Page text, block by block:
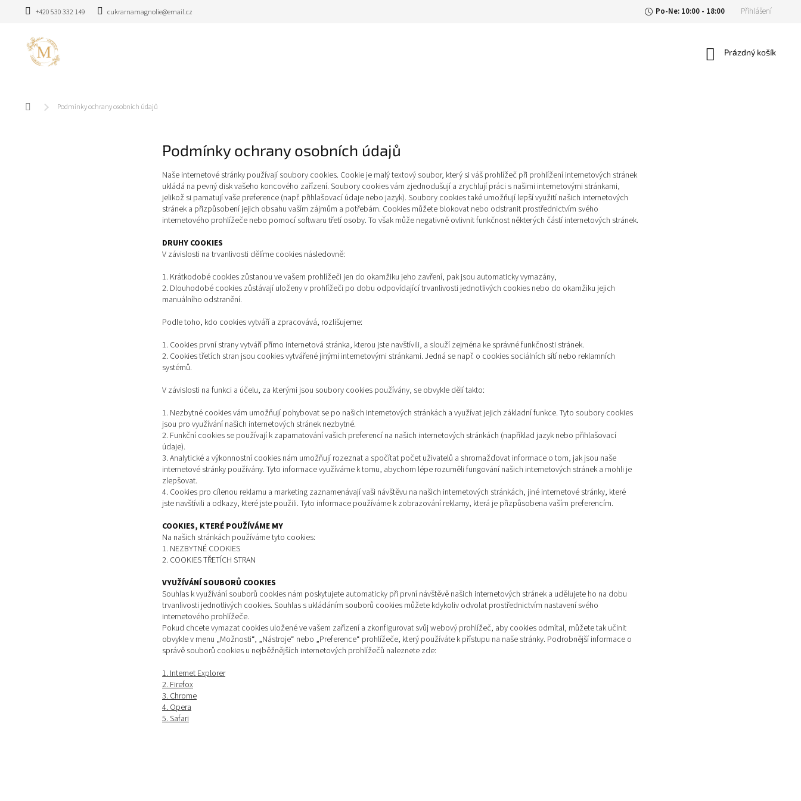
+420 530 332 149 cukrarnamagnolie@email.cz Po-Ne: 10:00 - 18:00 Přihlášení
Nákupní
Prázdný košík
Domů Podmínky ochrany osobních údajů
Podmínky ochrany osobních údajů
Naše internetové stránky používají soubory cookies. Cookie je malý textový soubor, který si váš prohlížeč při prohlížení internetových stránek
ukládá na pevný disk vašeho koncového zařízení. Soubory cookies vám zjednodušují a zrychlují práci s našimi internetovými stránkami,
jelikož si pamatují vaše preference (např. přihlašovací údaje nebo jazyk). Soubory cookies také umožňují lepší využití našich internetových
stránek a přizpůsobení jejich obsahu vaším zájmům a potřebám. Cookies můžete blokovat nebo odstranit prostřednictvím svého
internetového prohlížeče nebo pomocí softwaru třetí osoby. To však může negativně ovlivnit funkčnost některých částí internetových stránek.
DRUHY COOKIES
V závislosti na trvanlivosti dělíme cookies následovně:
1. Krátkodobé cookies zůstanou ve vašem prohlížeči jen do okamžiku jeho zavření, pak jsou automaticky vymazány,
2. Dlouhodobé cookies zůstávají uloženy v prohlížeči po dobu odpovídající trvanlivosti jednotlivých cookies nebo do okamžiku jejich
manuálního odstranění.
Podle toho, kdo cookies vytváří a zpracovává, rozlišujeme:
1. Cookies první strany vytváří přímo internetová stránka, kterou jste navštívili, a slouží zejména ke správné funkčnosti stránek.
2. Cookies třetích stran jsou cookies vytvářené jinými internetovými stránkami. Jedná se např. o cookies sociálních sítí nebo reklamních
systémů.
V závislosti na funkci a účelu, za kterými jsou soubory cookies používány, se obvykle dělí takto:
1. Nezbytné cookies vám umožňují pohybovat se po našich internetových stránkách a využívat jejich základní funkce. Tyto soubory cookies
jsou pro využívání našich internetových stránek nezbytné.
2. Funkční cookies se používají k zapamatování vašich preferencí na našich internetových stránkách (například jazyk nebo přihlašovací
údaje).
3. Analytické a výkonnostní cookies nám umožňují rozeznat a spočítat počet uživatelů a shromažďovat informace o tom, jak jsou naše
internetové stránky používány. Tyto informace využíváme k tomu, abychom lépe rozuměli fungování našich internetových stránek a mohli je
zlepšovat.
4. Cookies pro cílenou reklamu a marketing zaznamenávají vaši návštěvu na našich internetových stránkách, jiné internetové stránky, které
jste navštívili a odkazy, které jste použili. Tyto informace používáme k zobrazování reklamy, která je přizpůsobena vaším preferencím.
COOKIES, KTERÉ POUŽÍVÁME MY
Na našich stránkách používáme tyto cookies:
1. NEZBYTNÉ COOKIES
2. COOKIES TŘETÍCH STRAN
VYUŽÍVÁNÍ SOUBORŮ COOKIES
Souhlas k využívání souborů cookies nám poskytujete automaticky při první návštěvě našich internetových stránek a udělujete ho na dobu
trvanlivosti jednotlivých cookies. Souhlas s ukládáním souborů cookies můžete kdykoliv odvolat prostřednictvím nastavení svého
internetového prohlížeče.
Pokud chcete vymazat cookies uložené ve vašem zařízení a zkonfigurovat svůj webový prohlížeč, aby cookies odmítal, můžete tak učinit
obvykle v menu „Možnosti“, „Nástroje“ nebo „Preference“ prohlížeče, který používáte k přístupu na naše stránky. Podrobnější informace o
správě souborů cookies u nejběžnějších internetových prohlížečů naleznete zde:
1. Internet Explorer
2. Firefox
3. Chrome
4. Opera
5. Safari